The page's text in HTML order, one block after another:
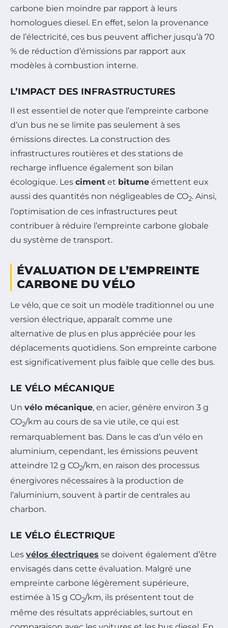
carbone bien moindre par rapport à leurs
homologues diesel. En effet, selon la provenance
de l’électricité, ces bus peuvent afficher jusqu’à 70
% de réduction d’émissions par rapport aux
modèles à combustion interne.
L’IMPACT DES INFRASTRUCTURES
Il est essentiel de noter que l’empreinte carbone
d’un bus ne se limite pas seulement à ses
émissions directes. La construction des
infrastructures routières et des stations de
recharge influence également son bilan
écologique. Les ciment et bitume émettent eux
aussi des quantités non négligeables de CO2. Ainsi,
l’optimisation de ces infrastructures peut
contribuer à réduire l’empreinte carbone globale
du système de transport.
ÉVALUATION DE L’EMPREINTE
CARBONE DU VÉLO
Le vélo, que ce soit un modèle traditionnel ou une
version électrique, apparaît comme une
alternative de plus en plus appréciée pour les
déplacements quotidiens. Son empreinte carbone
est significativement plus faible que celle des bus.
LE VÉLO MÉCANIQUE
Un vélo mécanique, en acier, génère environ 3 g
CO2/km au cours de sa vie utile, ce qui est
remarquablement bas. Dans le cas d’un vélo en
aluminium, cependant, les émissions peuvent
atteindre 12 g CO2/km, en raison des processus
énergivores nécessaires à la production de
l’aluminium, souvent à partir de centrales au
charbon.
LE VÉLO ÉLECTRIQUE
Les vélos électriques se doivent également d’être
envisagés dans cette évaluation. Malgré une
empreinte carbone légèrement supérieure,
estimée à 15 g CO2/km, ils présentent tout de
même des résultats appréciables, surtout en